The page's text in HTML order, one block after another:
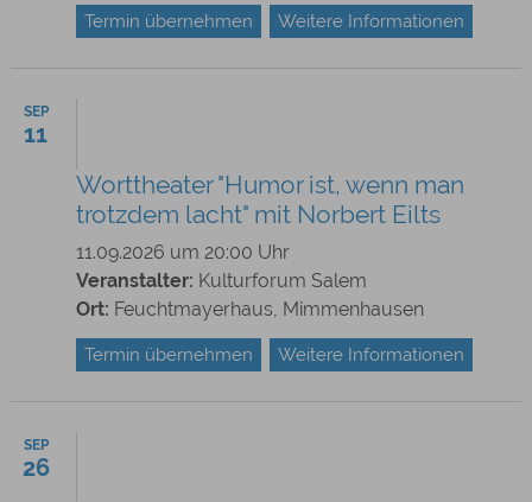
Termin übernehmen Weitere Informationen
SEP
11
Worttheater "Humor ist, wenn man
trotzdem lacht" mit Norbert Eilts
11.09.2026 um 20:00 Uhr
Veranstalter: Kulturforum Salem
Ort: Feuchtmayerhaus, Mimmenhausen
Termin übernehmen Weitere Informationen
SEP
26